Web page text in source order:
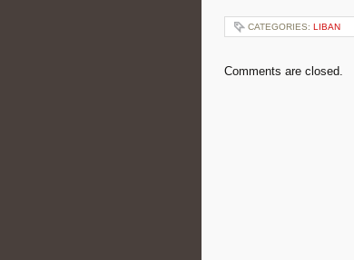
CATEGORIES: LIBAN
Comments are closed.